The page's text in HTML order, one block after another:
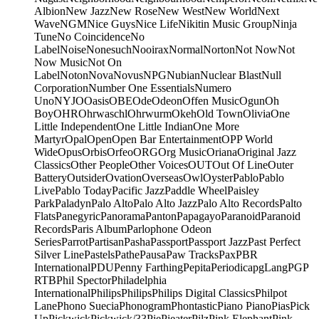
AlbionNew JazzNew RoseNew WestNew WorldNext
WaveNGMNice GuysNice LifeNikitin Music GroupNinja
TuneNo CoincidenceNo
LabelNoiseNonesuchNooiraxNormalNortonNot NowNot
Now MusicNot On
LabelNotonNovaNovusNPGNubianNuclear BlastNull
CorporationNumber One EssentialsNumero
UnoNYJOOasisOBEOdeOdeonOffen MusicOgunOh
BoyOHROhrwaschlOhrwurmOkehOld TownOliviaOne
Little IndependentOne Little IndianOne More
MartyrOpalOpenOpen Bar EntertainmentOPP World
WideOpusOrbisOrfeoORGOrg MusicOrianaOriginal Jazz
ClassicsOther PeopleOther VoicesOUTOut Of LineOuter
BatteryOutsiderOvationOverseasOwlOysterPabloPablo
LivePablo TodayPacific JazzPaddle WheelPaisley
ParkPaladynPalo AltoPalo Alto JazzPalo Alto RecordsPalto
FlatsPanegyricPanoramaPantonPapagayoParanoidParanoid
RecordsParis AlbumParlophone Odeon
SeriesParrotPartisanPashaPassportPassport JazzPast Perfect
Silver LinePastelsPathePausaPaw TracksPaxPBR
InternationalPDUPenny FarthingPepitaPeriodicapgLangPGP
RTBPhil SpectorPhiladelphia
InternationalPhilipsPhilipsPhilips Digital ClassicsPhilpot
LanePhono SueciaPhonogramPhontasticPiano PianoPiasPick